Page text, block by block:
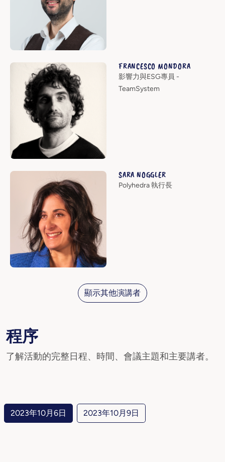
FRANCESCO MONDORA
影響力與ESG專員 -
TeamSystem
SARA NOGGLER
Polyhedra 執行長
顯示其他演講者
程序
了解活動的完整日程、時間、會議主題和主要講者。
2023年10月6日 2023年10月9日